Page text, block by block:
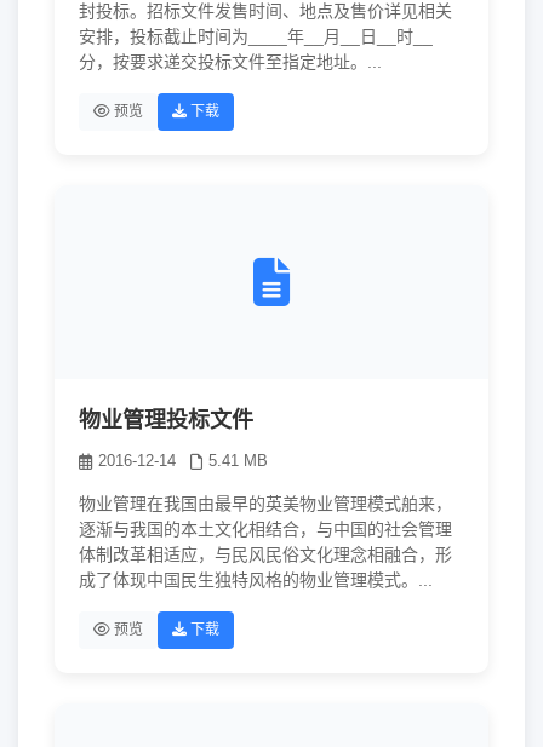
封投标。招标文件发售时间、地点及售价详见相关
安排，投标截止时间为____年__月__日__时__
分，按要求递交投标文件至指定地址。...
预览 下载
物业管理投标文件
2016-12-14 5.41 MB
物业管理在我国由最早的英美物业管理模式舶来，
逐渐与我国的本土文化相结合，与中国的社会管理
体制改革相适应，与民风民俗文化理念相融合，形
成了体现中国民生独特风格的物业管理模式。...
预览 下载